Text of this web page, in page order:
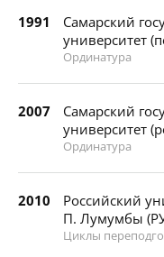
1991
Самарский
университет
Ординатура
2007
Самарский
университет
Ординатура
2010
Российский
П. Лумумбы
Циклы